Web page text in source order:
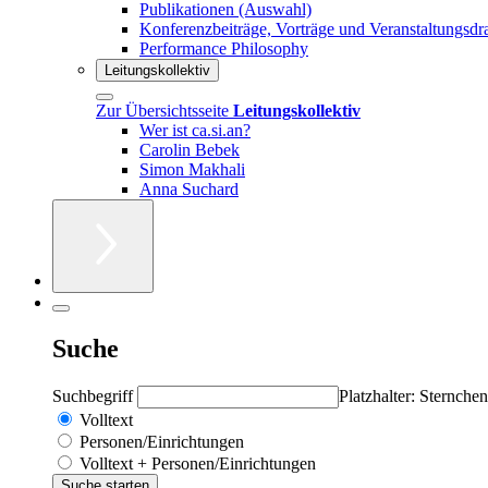
Publikationen (Auswahl)
Konferenzbeiträge, Vorträge und
Performance Philosophy
Leitungskollektiv
Zur Übersichtsseite Leitungskollektiv
Wer ist ca.si.an?
Carolin Bebek
Simon Makhali
Anna Suchard
Suche
Suchbegriff
Platzhalter:
Volltext
Personen/Einrichtungen
Volltext + Personen/Einrichtungen